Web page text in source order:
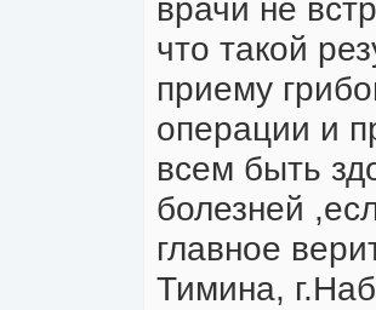
врачи не
что такой
приему
операции и
всем быть
болезней
главное
Тимина,